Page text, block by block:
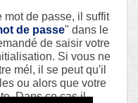
mot de passe, il suffit
de passe" dans le
de saisir votre
Si vous ne
mél, il se peut qu'il
ou alors que votre
Dans ce cas il